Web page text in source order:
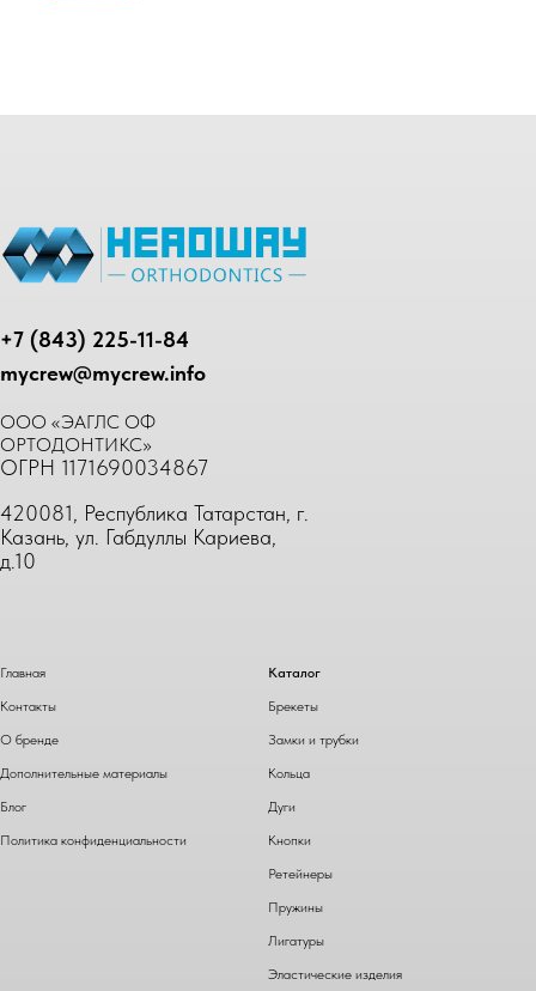
+7 (843) 225-11-84
mycrew@mycrew.info
ООО «ЭАГЛС ОФ
ОРТОДОНТИКС»
ОГРН 1171690034867
420081, Республика Татарстан, г.
Казань, ул. Габдуллы Кариева,
д.10
Главная
Контакты
О бренде
Дополнительные материалы
Блог
Политика конфиденциальности
Каталог
Брекеты
Замки и трубки
Кольца
Дуги
Кнопки
Ретейнеры
Пружины
Лигатуры
Эластические изделия